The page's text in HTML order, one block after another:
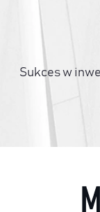
Sukces w